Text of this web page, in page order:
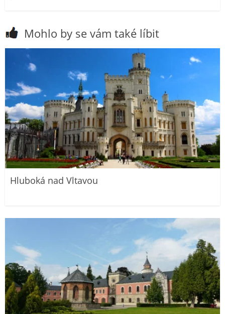
Mohlo by se vám také líbit
Hluboká nad Vltavou